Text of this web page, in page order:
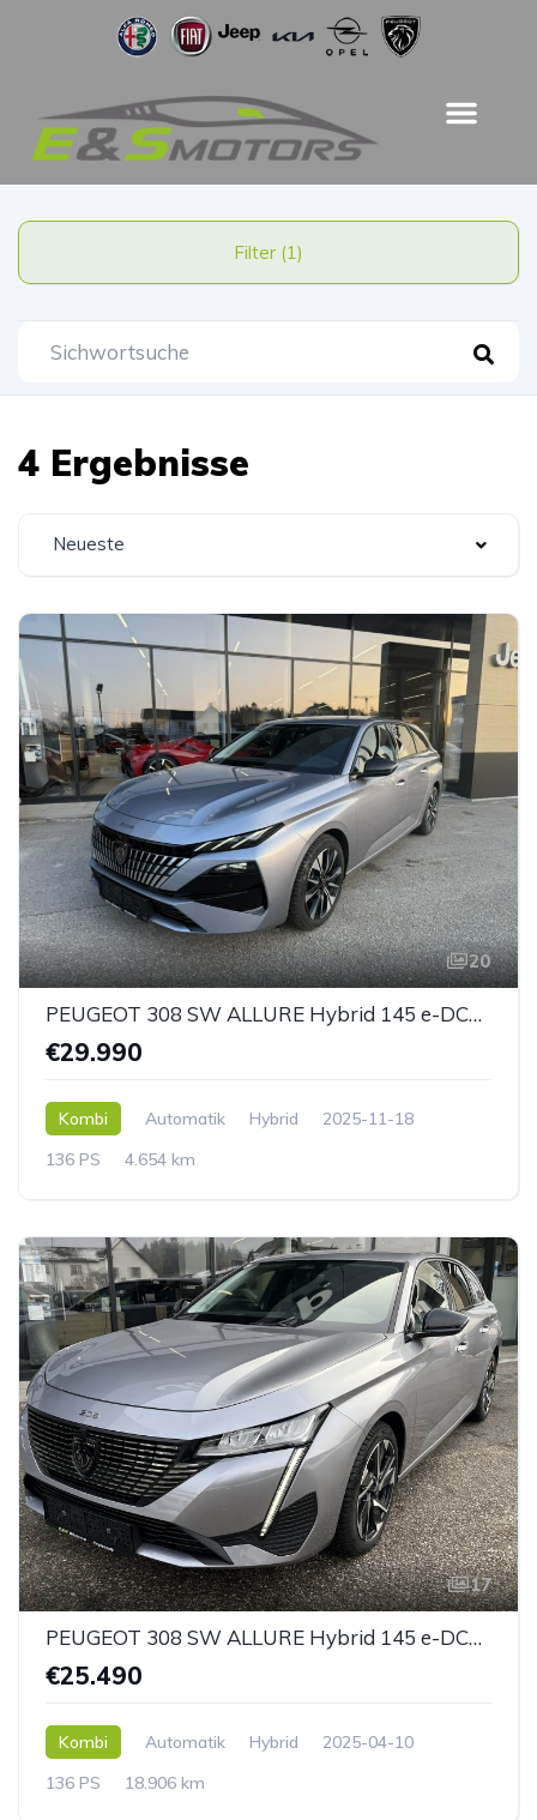
Filter (1)
4 Ergebnisse
Neueste
20
PEUGEOT 308 SW ALLURE Hybrid 145 e-DCS6
€29.990
Kombi Automatik Hybrid
2025-11-18
136 PS
4.654 km
17
PEUGEOT 308 SW ALLURE Hybrid 145 e-DCS6
€25.490
Kombi Automatik Hybrid
2025-04-10
136 PS
18.906 km